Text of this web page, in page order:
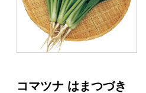
コマツナ はまつづき